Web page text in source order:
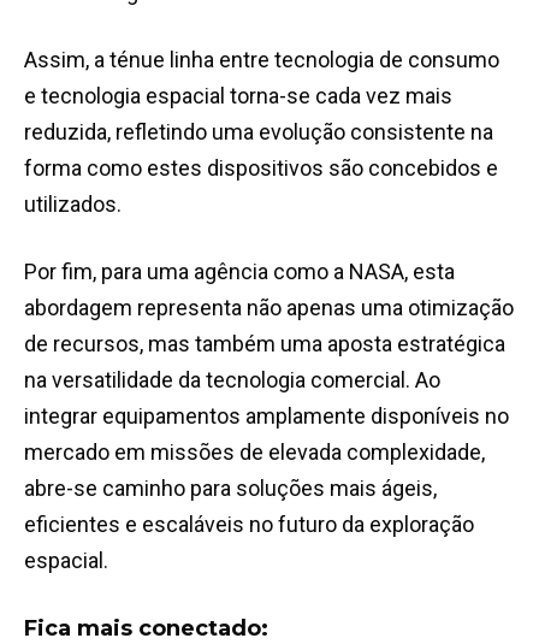
Assim, a ténue linha entre tecnologia de consumo
e tecnologia espacial torna-se cada vez mais
reduzida, refletindo uma evolução consistente na
forma como estes dispositivos são concebidos e
utilizados.
Por fim, para uma agência como a NASA, esta
abordagem representa não apenas uma otimização
de recursos, mas também uma aposta estratégica
na versatilidade da tecnologia comercial. Ao
integrar equipamentos amplamente disponíveis no
mercado em missões de elevada complexidade,
abre-se caminho para soluções mais ágeis,
eficientes e escaláveis no futuro da exploração
espacial.
Fica mais conectado: